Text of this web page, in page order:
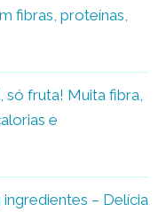
fibras, proteínas,
só fruta! Muita fibra,
e
– Delícia